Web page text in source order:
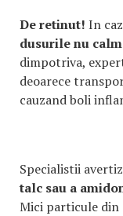
De retinut! In
dusurile nu
dimpotriva,
deoarece
cauzand boli
Specialistii
talc sau a
Mici particule din